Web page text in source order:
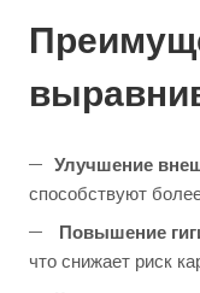
Улучшение
способствуют
Повышение
что снижает риск